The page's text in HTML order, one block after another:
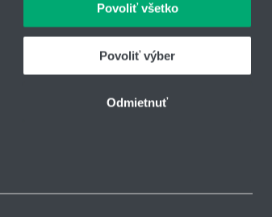
Povoliť všetko
Povoliť výber
Odmietnuť
IČO: 31344500
Telefón: +421 903 414 643